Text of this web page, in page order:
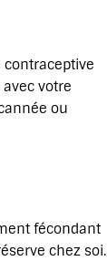
contraceptive
votre
ou
fécondant
chez soi.